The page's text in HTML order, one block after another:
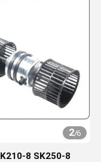
2/6
8 SK250-8